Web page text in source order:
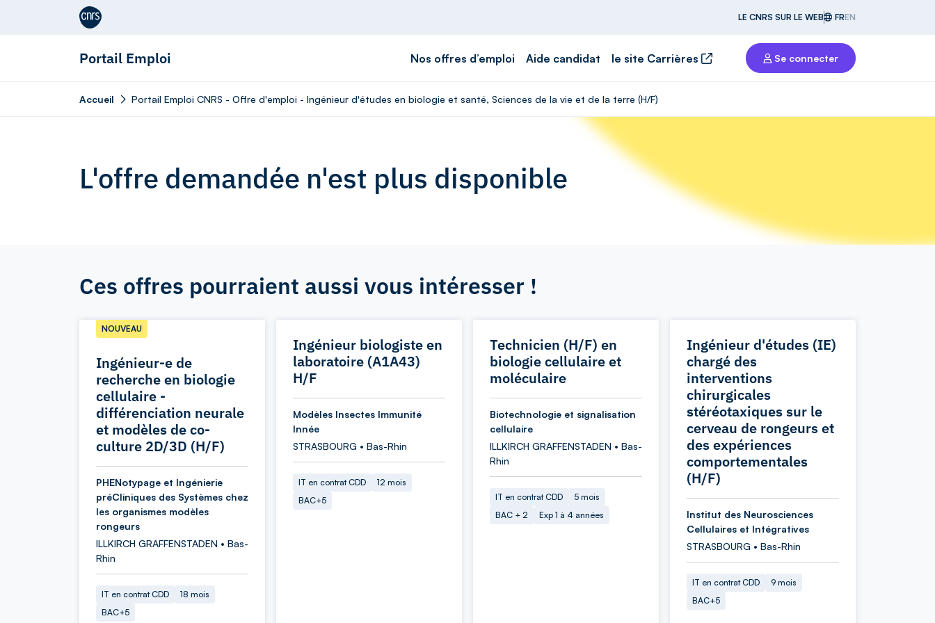
Aller au contenu
LE CNRS SUR LE WEB FREN
Portail Emploi Nos offres d’emploi Aide candidat le site Carrières Se connecter
Accueil Portail Emploi CNRS - Offre d'emploi - Ingénieur d'études en biologie et santé, Sciences de la vie et de la terre (H/F)
L'offre demandée n'est plus disponible
Ces offres pourraient aussi vous intéresser !
Ingénieur-e de
recherche en biologie
cellulaire -
différenciation neurale
et modèles de co-
culture 2D/3D (H/F)
NOUVEAU
PHENotypage et Ingénierie
préCliniques des Systèmes chez
les organismes modèles
rongeurs
ILLKIRCH GRAFFENSTADEN • Bas-
Rhin
IT en contrat CDD
18 mois
BAC+5
Ingénieur biologiste en
laboratoire (A1A43)
H/F
Modèles Insectes Immunité
Innée
STRASBOURG • Bas-Rhin
IT en contrat CDD
12 mois
BAC+5
Technicien (H/F) en
biologie cellulaire et
moléculaire
Biotechnologie et signalisation
cellulaire
ILLKIRCH GRAFFENSTADEN • Bas-
Rhin
IT en contrat CDD
5 mois
BAC + 2
Exp 1 à 4 années
Ingénieur d'études (IE)
chargé des
interventions
chirurgicales
stéréotaxiques sur le
cerveau de rongeurs et
des expériences
comportementales
(H/F)
Institut des Neurosciences
Cellulaires et Intégratives
STRASBOURG • Bas-Rhin
IT en contrat CDD
9 mois
BAC+5